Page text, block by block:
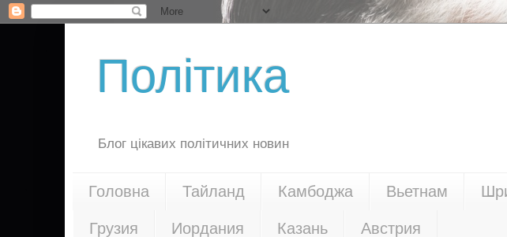
Політика
Блог цікавих політичних новин
Головна Тайланд Камбоджа Вьетнам
Грузия Иордания Казань Австрия